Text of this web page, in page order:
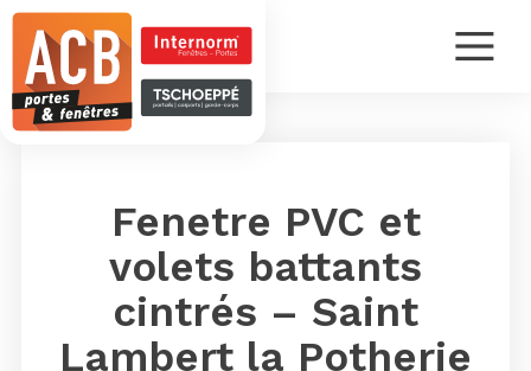
Fenetre PVC et
volets battants
cintrés – Saint
Lambert la Potherie